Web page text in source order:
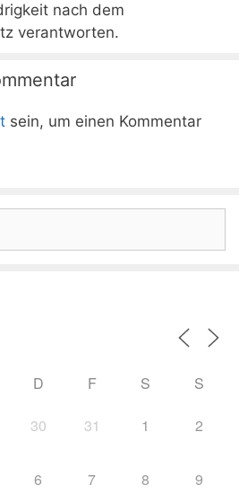
nach dem
verantworten.
sein, um einen Kommentar
D F S S
30 31 1 2
6 7 8 9